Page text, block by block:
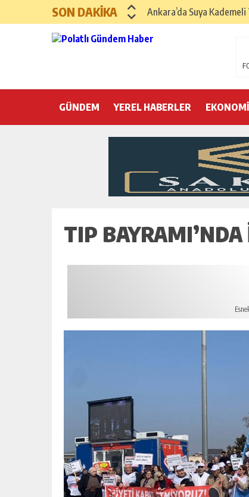
SON DAKİKA
Ankara’da Suya
Yılın Gastronomi İlçesi
Polatlı Sakarya Köyü’nde
Hayri Kozanoğlu…
Saray makyaj tutmaz
Seçmeli demokrasi:
GÜNDEM YEREL HABERLER EKONOMİ
TIP